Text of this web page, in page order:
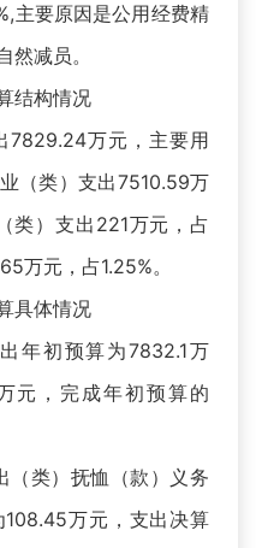
主要原因是公用经费精
减员。
结构情况
7829.24万元，主要用
（类）支出7510.59万
类）支出221万元，占
万元，占1.25%。
具体情况
年初预算为7832.1万
元，完成年初预算的
（类）抚恤（款）义务
万元，支出决算